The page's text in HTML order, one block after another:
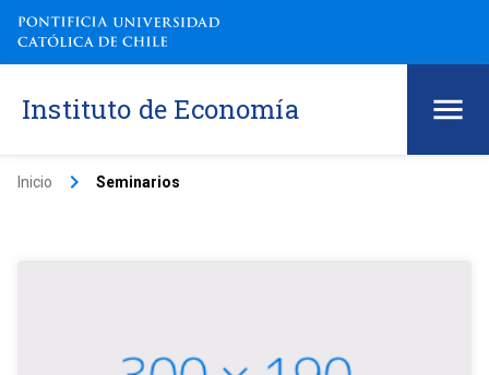
Instituto de Economía
Inicio keyboard_arrow_right Seminarios